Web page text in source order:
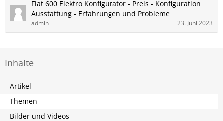
Fiat 600 Elektro Konfigurator - Preis - Konfiguration
Ausstattung - Erfahrungen und Probleme
admin 23. Juni 2023
Inhalte
Artikel
Themen
Bilder und Videos